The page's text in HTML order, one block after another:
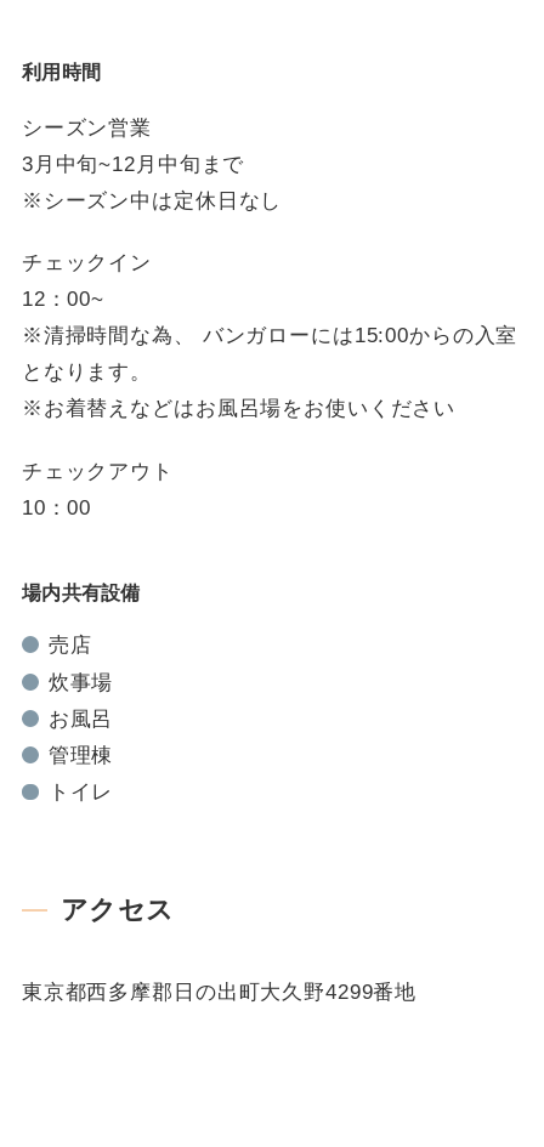
利用時間
シーズン営業
3月中旬~12月中旬まで
※シーズン中は定休日なし
チェックイン
12：00~
※清掃時間な為、 バンガローには15:00からの入室
となります。
※お着替えなどはお風呂場をお使いください
チェックアウト
10：00
場内共有設備
売店
炊事場
お風呂
管理棟
トイレ
アクセス
東京都西多摩郡日の出町大久野4299番地